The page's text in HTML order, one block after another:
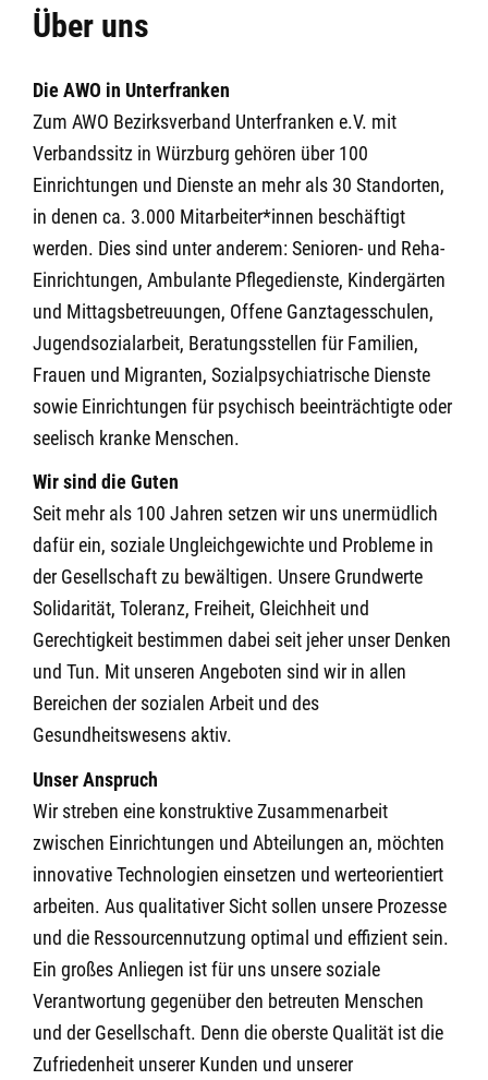
Über uns
Die AWO in Unterfranken
Zum AWO Bezirksverband Unterfranken e.V. mit
Verbandssitz in Würzburg gehören über 100
Einrichtungen und Dienste an mehr als 30 Standorten,
in denen ca. 3.000 Mitarbeiter*innen beschäftigt
werden. Dies sind unter anderem: Senioren- und Reha-
Einrichtungen, Ambulante Pflegedienste, Kindergärten
und Mittagsbetreuungen, Offene Ganztagesschulen,
Jugendsozialarbeit, Beratungsstellen für Familien,
Frauen und Migranten, Sozialpsychiatrische Dienste
sowie Einrichtungen für psychisch beeinträchtigte oder
seelisch kranke Menschen.
Wir sind die Guten
Seit mehr als 100 Jahren setzen wir uns unermüdlich
dafür ein, soziale Ungleichgewichte und Probleme in
der Gesellschaft zu bewältigen. Unsere Grundwerte
Solidarität, Toleranz, Freiheit, Gleichheit und
Gerechtigkeit bestimmen dabei seit jeher unser Denken
und Tun. Mit unseren Angeboten sind wir in allen
Bereichen der sozialen Arbeit und des
Gesundheitswesens aktiv.
Unser Anspruch
Wir streben eine konstruktive Zusammenarbeit
zwischen Einrichtungen und Abteilungen an, möchten
innovative Technologien einsetzen und werteorientiert
arbeiten. Aus qualitativer Sicht sollen unsere Prozesse
und die Ressourcennutzung optimal und effizient sein.
Ein großes Anliegen ist für uns unsere soziale
Verantwortung gegenüber den betreuten Menschen
und der Gesellschaft. Denn die oberste Qualität ist die
Zufriedenheit unserer Kunden und unserer